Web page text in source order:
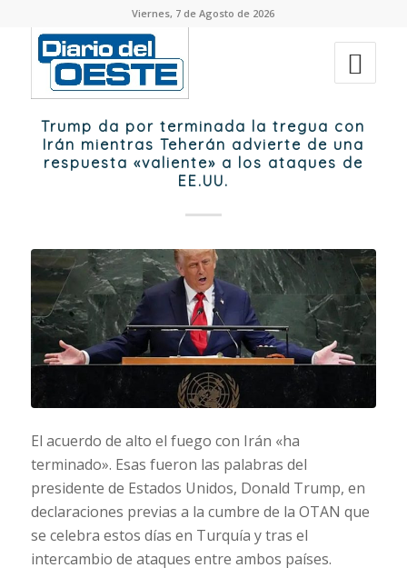
Viernes, 7 de Agosto de 2026
Trump da por terminada la tregua con
Irán mientras Teherán advierte de una
respuesta «valiente» a los ataques de
EE.UU.
El acuerdo de alto el fuego con Irán «ha
terminado». Esas fueron las palabras del
presidente de Estados Unidos, Donald Trump, en
declaraciones previas a la cumbre de la OTAN que
se celebra estos días en Turquía y tras el
intercambio de ataques entre ambos países.